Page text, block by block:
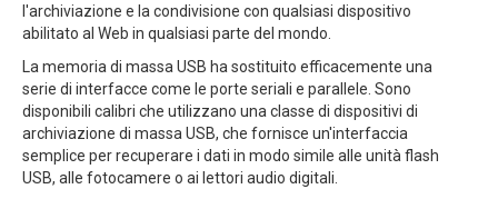
l'archiviazione e la condivisione con qualsiasi dispositivo
abilitato al Web in qualsiasi parte del mondo.
La memoria di massa USB ha sostituito efficacemente una
serie di interfacce come le porte seriali e parallele. Sono
disponibili calibri che utilizzano una classe di dispositivi di
archiviazione di massa USB, che fornisce un'interfaccia
semplice per recuperare i dati in modo simile alle unità flash
USB, alle fotocamere o ai lettori audio digitali.